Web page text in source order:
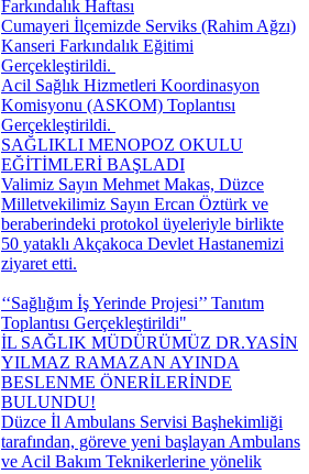
Farkındalık Haftası
Cumayeri İlçemizde Serviks (Rahim Ağzı)
Kanseri Farkındalık Eğitimi
Gerçekleştirildi. ​
Acil Sağlık Hizmetleri Koordinasyon
Komisyonu (ASKOM) Toplantısı
Gerçekleştirildi. ​
SAĞLIKLI MENOPOZ OKULU
EĞİTİMLERİ BAŞLADI
Valimiz Sayın Mehmet Makas, Düzce
Milletvekilimiz Sayın Ercan Öztürk ve
beraberindeki protokol üyeleriyle birlikte
50 yataklı Akçakoca Devlet Hastanemizi
ziyaret etti.
‘‘Sağlığım İş Yerinde Projesi’’ Tanıtım
Toplantısı Gerçekleştirildi" ​
İL SAĞLIK MÜDÜRÜMÜZ DR.YASİN
YILMAZ RAMAZAN AYINDA
BESLENME ÖNERİLERİNDE
BULUNDU!
Düzce İl Ambulans Servisi Başhekimliği
tarafından, göreve yeni başlayan Ambulans
ve Acil Bakım Teknikerlerine yönelik